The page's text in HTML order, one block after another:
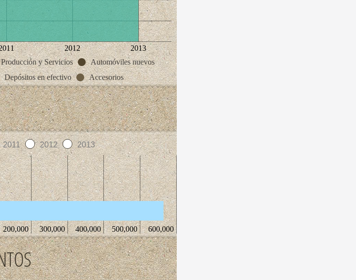
2012
2013
Producción y Servicios
Automóviles nuevos
Depósitos en efectivo Accesorios
2011 2012 2013
200,000 300,000 400,000 500,000 600,000